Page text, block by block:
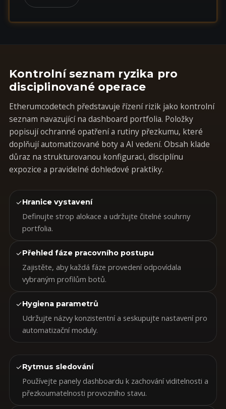
Kontrolní seznam ryzika pro
disciplinované operace
Etherumcodetech představuje řízení rizik jako kontrolní
seznam navazující na dashboard portfolia. Položky
popisují ochranné opatření a rutiny přezkumu, které
doplňují automatizované boty a AI vedení. Obsah klade
důraz na strukturovanou konfiguraci, disciplínu
expozice a pravidelné dohledové praktiky.
✓Hranice vystavení
Definujte strop alokace a udržujte čitelné souhrny
portfolia.
✓Přehled fáze pracovního postupu
Zajistěte, aby každá fáze provedení odpovídala
vybraným profilům botů.
✓Hygiena parametrů
Udržujte názvy konzistentní a seskupujte nastavení pro
automatizační moduly.
✓Rytmus sledování
Používejte panely dashboardu k zachování viditelnosti a
přezkoumatelnosti provozního stavu.